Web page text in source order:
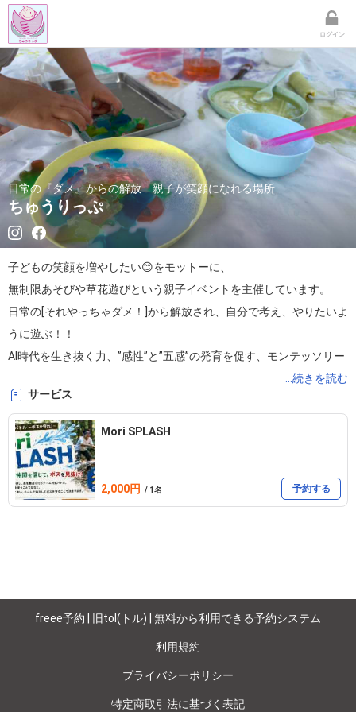
ログイン
日常の『ダメ』からの解放 親子が笑顔になれる場所
ちゅうりっぷ
子どもの笑顔を増やしたい😊をモットーに、
無制限あそびや草花遊びという親子イベントを主催しています。
日常の[それやっちゃダメ！]から解放され、自分で考え、やりたいよ
うに遊ぶ！！
AI時代を生き抜く力、”感性”と”五感”の発育を促す、モンテッソリー
非認知能力をぐんぐん伸ばします。
お口に入れても安心の素材を使い親子で思いっきり遊んでみません
か？
米粉絵の具で色が変化する様子を見たり、初めての感触に触れて脳
...続きを読む
サービス
Mori SPLASH
2,000円 / 1名 予約する
freee予約 | 旧tol(トル) | 無料から利用できる予約システム
利用規約
プライバシーポリシー
特定商取引法に基づく表記